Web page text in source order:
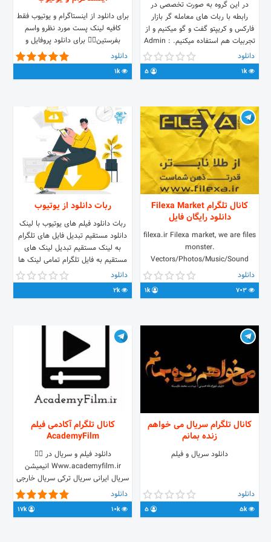
ربات ، خاموش و روشن ، ضدفیلتر ،
تبلیغ ، پشتیبانی و...) رباتساز کاملا
رایگان می باشد 🔊@digi_Uplosaz 🤖
@digi_Uplosaz_bot
در این گروه به صورت تخصصی در
رابطه با ربات های معامله گر بازار
فارکس و کریپتو گفت و گو میکنیم و از
تجربیات هم استفاده میکنیم. Admin :
@eaadvisor
دانلود
1k
برای دانلود از اینستاگرام و یوتیوب فقط
کافیه لینک پست مورد نظرو واسم
بفرستین👌🏼 برای دانلود پروفایل و
استوری کافیه آی دی با @ بفرستی مثل
: @SaveoGram امار فالور و پست پیج
مورد نظرم نشون میده :)
دانلود
1k
کانال تلگرام Filexa Market
دانلود رایگان فایل
filexa.ir Filexa market, we are files
monster.
Vectors/Photos/Music/Sound
effects/HD
Videos/PSD/Mockup/Fonts/Video
& Motion Projects/Actions &
دانلود
1k
ربات دانلود از یوتیوب
ربات دانلود فیلم های یوتیوب با لینک
دانلود مستقیم تبدیل فایل های تلگرام
به لینک مستقیم تبدیل لینک های
مستقیم به فایل تلگرام تمامی لینک ها
داخلی و نیم بها می باشند...دانلود
2k
کانال تلگرام سریال می خواهم
زنده بمانم
دانلود سریال و فیلم
دانلود
5k
کانال تلگرام آکادمی فیلم
AcademyFilm
دانلود فیلم و سریال در 👇🏽
Www.academyfilm.ir انیمیشن
سریال ایرانی سریال ترکی سریال خارجی
فیلم ایرانی فیلم خارجی
دانلود
10k
17k